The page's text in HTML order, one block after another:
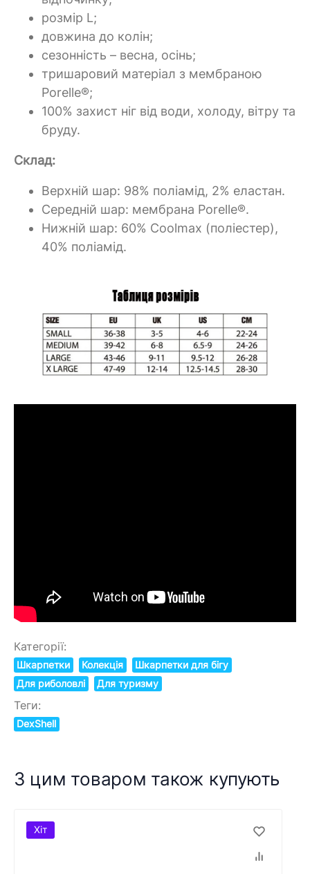
розмір L;
довжина до колін;
сезонність – весна, осінь;
тришаровий матеріал з мембраною
Porelle®;
100% захист ніг від води, холоду, вітру та
бруду.
Склад:
Верхній шар: 98% поліамід, 2% еластан.
Середній шар: мембрана Porelle®.
Нижній шар: 60% Coolmax (поліестер),
40% поліамід.
Категорії:
Шкарпетки Колекція
Шкарпетки для бігу
Для риболовлі
Для туризму
Теги:
DexShell
З цим товаром також купують
Хіт